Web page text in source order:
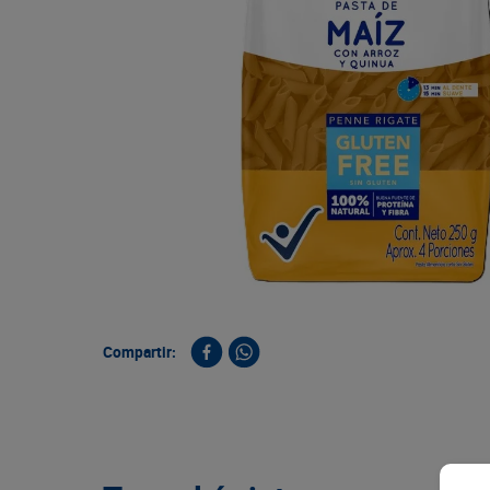
Compartir: